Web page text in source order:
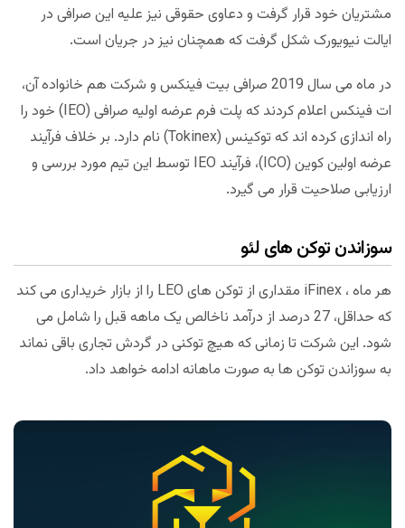
مشتریان خود قرار گرفت و دعاوی حقوقی نیز علیه این صرافی در
ایالت نیویورک شکل گرفت که همچنان نیز در جریان است.
در ماه می سال 2019 صرافی بیت فینکس و شرکت هم خانواده آن،
ات فینکس اعلام کردند که پلت فرم عرضه اولیه صرافی (IEO) خود را
راه اندازی کرده اند که توکینس (Tokinex) نام دارد. بر خلاف فرآیند
عرضه اولین کوین (ICO)، فرآیند IEO توسط این تیم مورد بررسی و
ارزیابی صلاحیت قرار می گیرد.
سوزاندن توکن های لئو
هر ماه ، iFinex مقداری از توکن های LEO را از بازار خریداری می کند
که حداقل، 27 درصد از درآمد ناخالص یک ماهه قبل را شامل می
شود. این شرکت تا زمانی که هیچ توکنی در گردش تجاری باقی نماند
به سوزاندن توکن ها به صورت ماهانه ادامه خواهد داد.